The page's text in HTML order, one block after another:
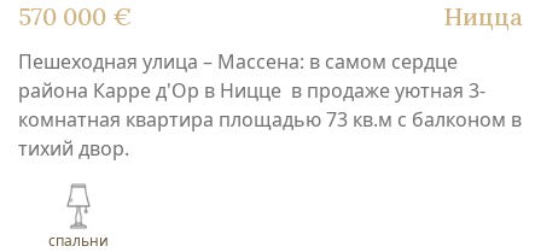
570 000 € Ницца
Пешеходная улица – Массена: в самом сердце
района Карре д'Ор в Ницце в продаже уютная 3-
комнатная квартира площадью 73 кв.м с балконом в
тихий двор.
спальни